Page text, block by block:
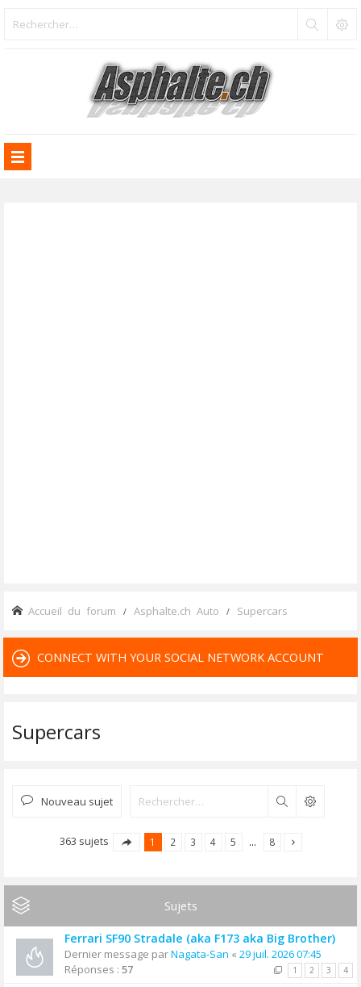
Accueil du forum Asphalte.ch Auto Supercars
CONNECT WITH YOUR SOCIAL NETWORK ACCOUNT
Supercars
Nouveau sujet Rechercher
363 sujets 1 2 3 4 5 … 8
Sujets
Ferrari SF90 Stradale (aka F173 aka Big Brother)
Dernier message parNagata-San « 29 juil. 2026 07:45
Réponses : 57 1 2 3 4